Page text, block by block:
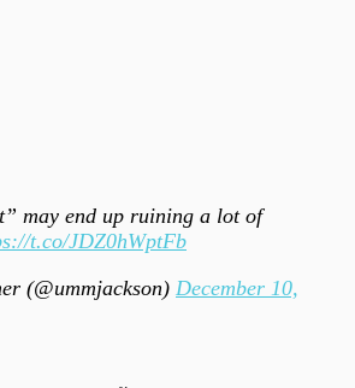
may end up ruining a lot of
t.co/JDZ0hWptFb
(@ummjackson) December 10,